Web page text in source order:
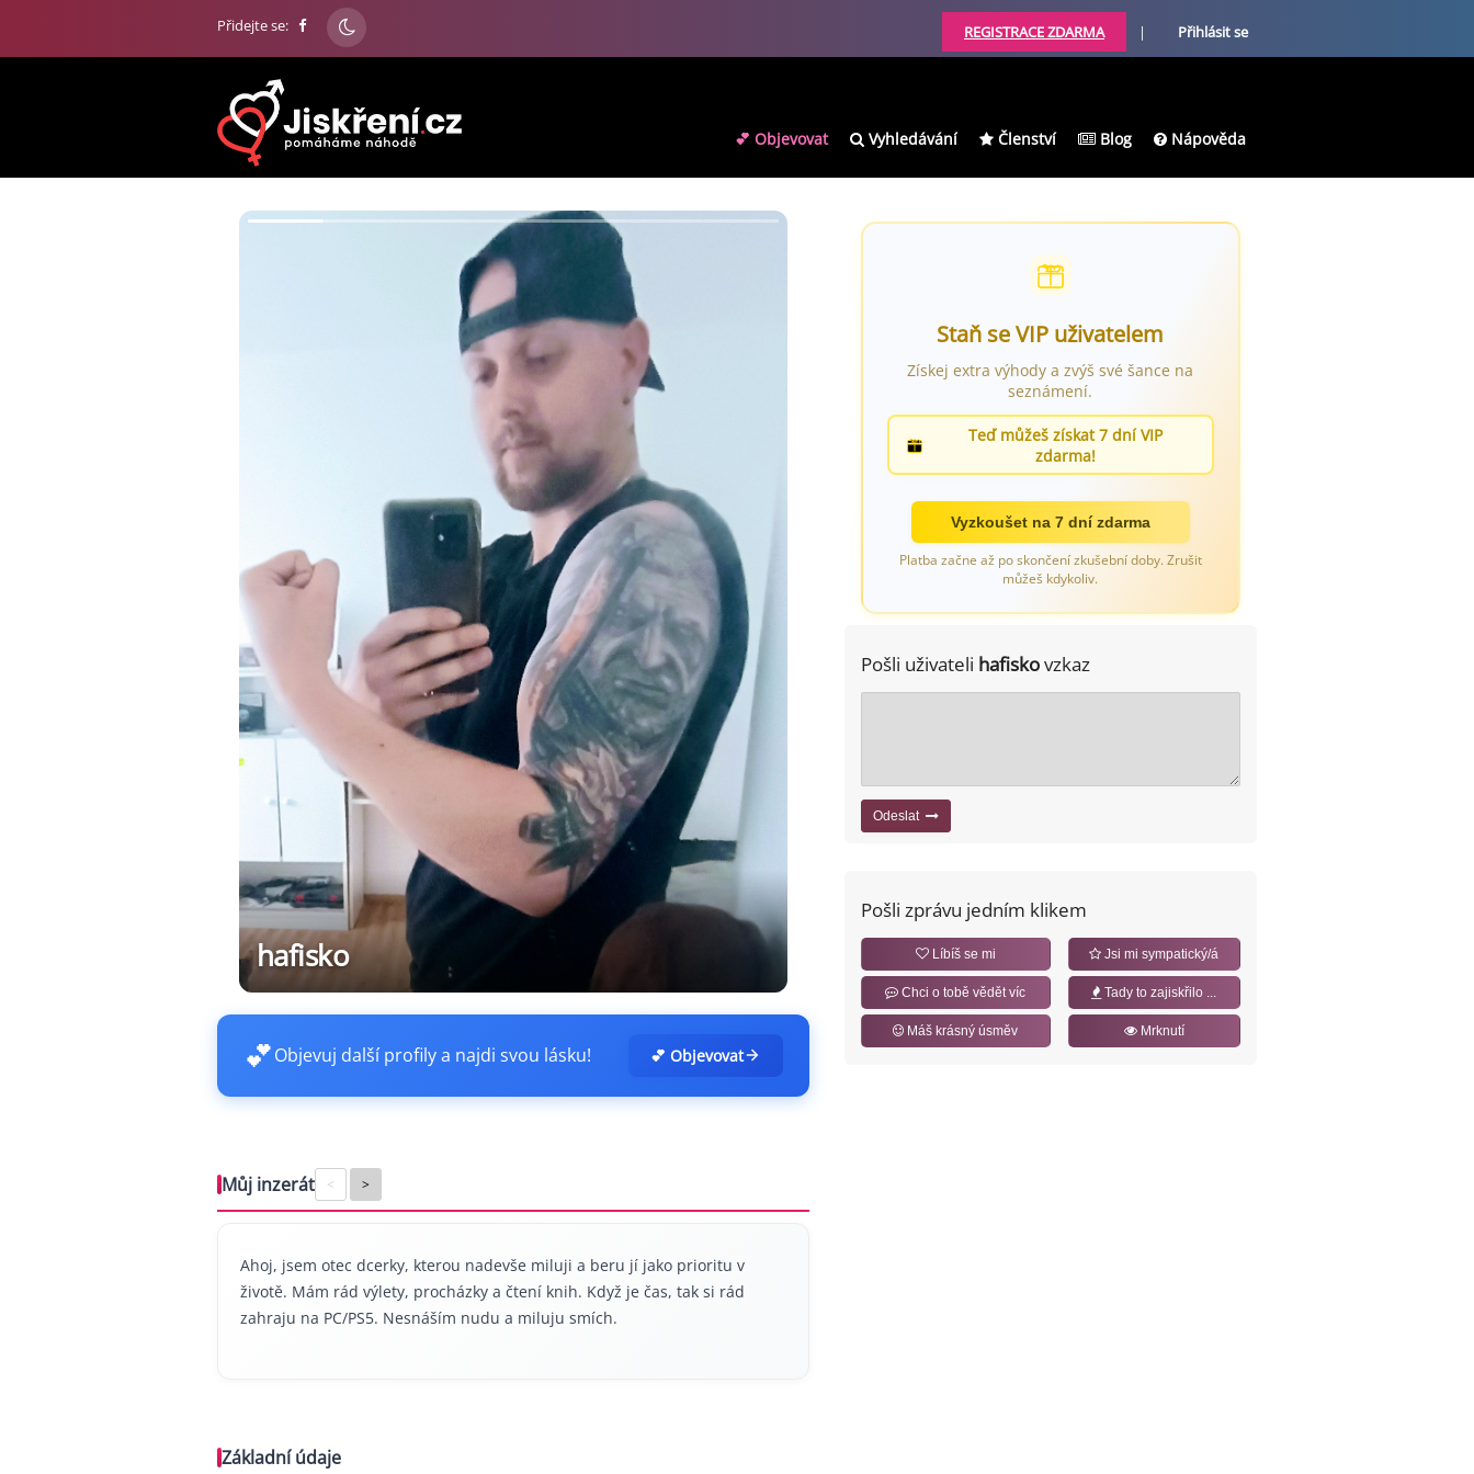
Přidejte se: REGISTRACE ZDARMA | Přihlásit se
💕 Objevovat Vyhledávání Členství Blog Nápověda
hafisko
💕Objevuj další profily a najdi svou lásku! 💕 Objevovat
Můj inzerát < >
Ahoj, jsem otec dcerky, kterou nadevše miluji a beru jí jako prioritu v
životě. Mám rád výlety, procházky a čtení knih. Když je čas, tak si rád
zahraju na PC/PS5. Nesnáším nudu a miluju smích.
Základní údaje
Staň se VIP uživatelem
Získej extra výhody a zvýš své šance na
seznámení.
Teď můžeš získat 7 dní VIP
zdarma!
Vyzkoušet na 7 dní zdarma
Platba začne až po skončení zkušební doby. Zrušit
můžeš kdykoliv.
Pošli uživateli hafiskovzkaz
Odeslat
Pošli zprávu jedním klikem
Líbíš se mi Jsi mi sympatický/á
Chci o tobě vědět víc Tady to zajiskřilo ...
Máš krásný úsměv Mrknutí